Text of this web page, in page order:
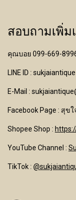
สอบถามเพิ่ม
คุณบอย 099-669-
LINE ID : sukjaiantique
E-Mail :
Facebook Page : สุข
Shopee Shop :
YouTube Channel :
TikTok :